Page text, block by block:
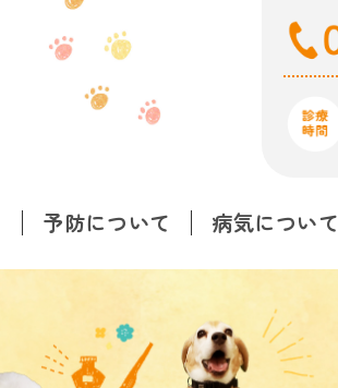
予防について 病気について